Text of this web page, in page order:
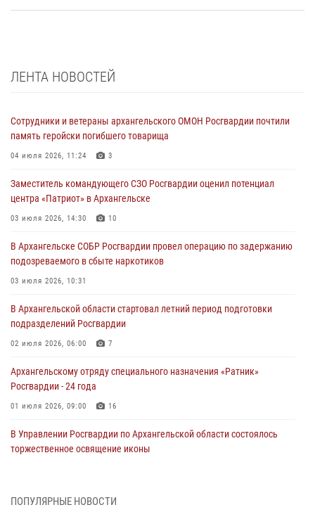
ЛЕНТА НОВОСТЕЙ
Сотрудники и ветераны архангельского ОМОН Росгвардии почтили
память геройски погибшего товарища
04 июля 2026, 11:24 3
Заместитель командующего СЗО Росгвардии оценил потенциал
центра «Патриот» в Архангельске
03 июля 2026, 14:30 10
В Архангельске СОБР Росгвардии провел операцию по задержанию
подозреваемого в сбыте наркотиков
03 июля 2026, 10:31
В Архангельской области стартовал летний период подготовки
подразделений Росгвардии
02 июля 2026, 06:00 7
Архангельскому отряду специального назначения «Ратник»
Росгвардии - 24 года
01 июля 2026, 09:00 16
В Управлении Росгвардии по Архангельской области состоялось
торжественное освящение иконы
Военнослужащие по призыву из Архангельской области приняли
ПОПУЛЯРНЫЕ НОВОСТИ